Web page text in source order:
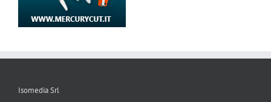
Isomedia Srl